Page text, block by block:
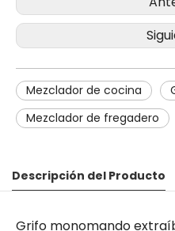
Mezclador de cocina
Mezclador de fregadero
Descripción del Producto
Grifo monomando